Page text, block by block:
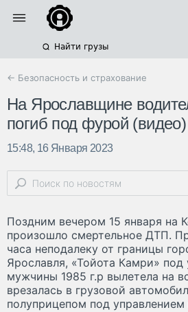
Найти грузы
← Безопасность и страхование
На Ярославщине
погиб под фурой (видео)
15:48, 16 Января 2023
Поздним вечером 15 января на
произошло смертельное ДТП.
часа неподалеку от границы
Ярославля, «Тойота Камри» под
мужчины 1985 г.р вылетела на
врезалась в грузовой
полуприцепом под